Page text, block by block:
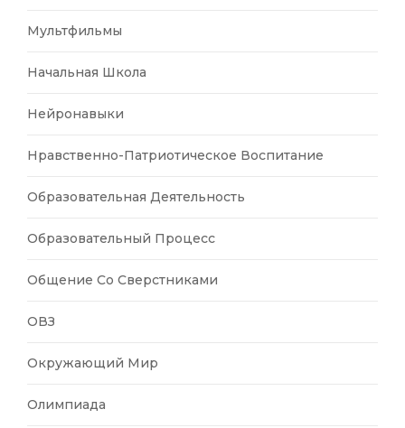
Мультфильмы
Начальная Школа
Нейронавыки
Нравственно-Патриотическое Воспитание
Образовательная Деятельность
Образовательный Процесс
Общение Со Сверстниками
ОВЗ
Окружающий Мир
Олимпиада